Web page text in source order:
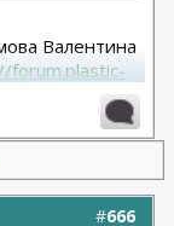
Валентина
forum.plastic-
#666